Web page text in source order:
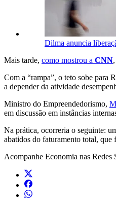
Dilma anuncia
Mais tarde, como mostrou a CNN
Com a “rampa”, o teto sobe para
a depender da atividade
Ministro do Empreendedorismo,
em discussão em instâncias
Na prática, ocorreria o seguinte:
abatidos do faturamento total,
Acompanhe Economia nas Redes